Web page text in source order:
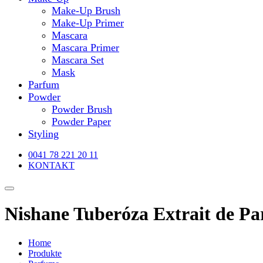
Make-Up Brush
Make-Up Primer
Mascara
Mascara Primer
Mascara Set
Mask
Parfum
Powder
Powder Brush
Powder Paper
Styling
0041 78 221 20 11
KONTAKT
Nishane Tuberóza Extrait de
Home
Produkte